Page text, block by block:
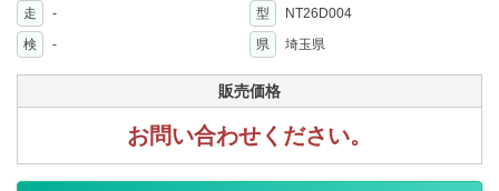
走 - 型
NT26D004
検
- 県 埼玉県
販売価格
お問い合わせください。